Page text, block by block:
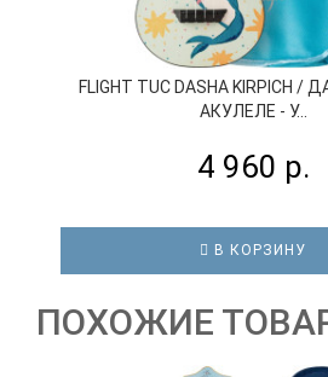
FLIGHT TUC DASHA KIRPICH
АКУЛЕЛЕ - У...
4 960 р.
В КОРЗИНУ
ПОХОЖИЕ